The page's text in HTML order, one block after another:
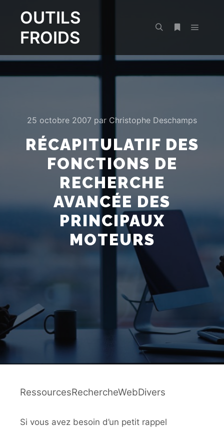
OUTILS
FROIDS
25 octobre 2007 par Christophe Deschamps
RÉCAPITULATIF DES
FONCTIONS DE
RECHERCHE
AVANCÉE DES
PRINCIPAUX
MOTEURS
RessourcesRechercheWebDivers
Si vous avez besoin d’un petit rappel